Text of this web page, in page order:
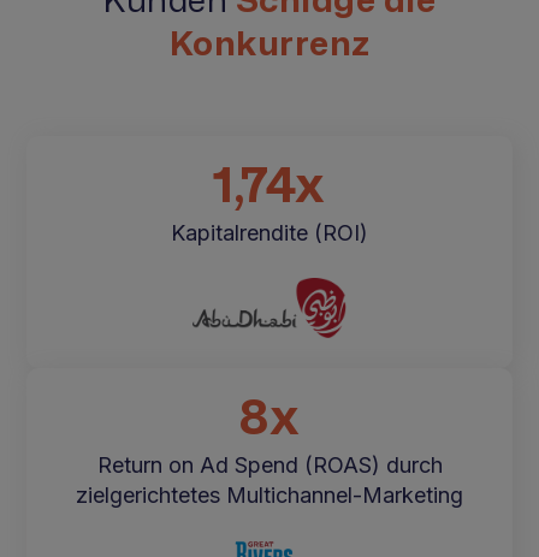
Konkurrenz
1,74x
Kapitalrendite (ROI)
8x
Return on Ad Spend (ROAS) durch
zielgerichtetes Multichannel-Marketing